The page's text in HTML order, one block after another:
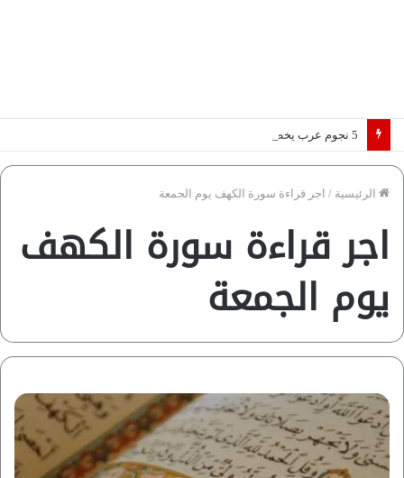
الرئيسية / اجر قراءة سورة الكهف يوم الجمعة
اجر قراءة سورة الكهف
يوم الجمعة